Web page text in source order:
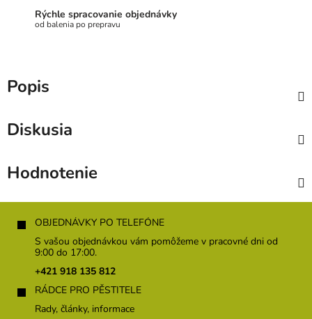
Rýchle spracovanie objednávky
od balenia po prepravu
Popis
Diskusia
Hodnotenie
OBJEDNÁVKY PO TELEFÓNE
S vašou objednávkou vám pomôžeme v pracovné dni od
9:00 do 17:00.
+421 918 135 812
RÁDCE PRO PĚSTITELE
Rady, články, informace